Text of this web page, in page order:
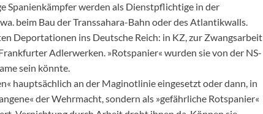
Spanienkämpfer werden als Dienstpflichtige in der
beim Bau der Transsahara-Bahn oder des Atlantikwalls.
Deportationen ins Deutsche Reich: in KZ, zur Zwangsarbeit
Adlerwerken. »Rotspanier« wurden sie von der NS-
sein könnte.
hauptsächlich an der Maginotlinie eingesetzt oder dann, in
der Wehrmacht, sondern als »gefährliche Rotspanier«